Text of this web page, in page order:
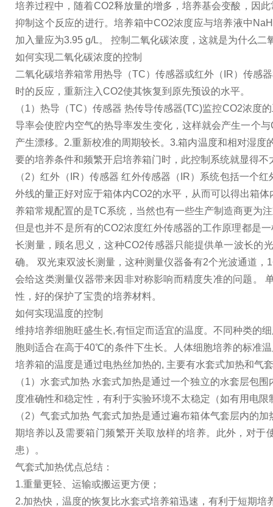
培养过程中，随着CO2释放量的增多，培养基会变酸，因
抑制这个反应的进行。培养箱中CO2浓度应与培养液中
加入量应为3.95 g/L。 控制二氧化碳浓度，这就是为什么
如何实现二氧化碳浓度的控制
二氧化碳培养箱常用热导（TC）传感器或红外（IR）传感
时的反应，重新注入CO2使其恢复到原先预设的水平。
（1）热导（TC）传感器 热传导传感器(TC)监控CO2浓度
导率会使腔内空气的热导率发生变化，这样就会产生一个
产生漂移。2.重新校准的周期较长。3.箱内温度和相对湿
要的培养条件和频繁开启培养箱门时，此控制系统就显得不
（2）红外（IR）传感器 红外传感器（IR）系统包括一个
外线的量正好对应于箱体内CO2的水平，从而可以得出箱
养箱常规配置的是TC系统，当然也有一些生产制造商更为
但是也并不是所有的CO2浓度红外传感器的工作原理都是
长测量，顾名思义，这种CO2传感器只能提供单一波长的
确。 双光束双波长测量，这种测量仪器备有2个光波通道
会给这类测量仪器带来因非对称影响而精度失准的问题。
性，好的保护了宝贵的培养材料。
如何实现温度的控制
维持培养细胞旺盛生长,有恒定而适宜的温度。不同种类的
胞则适合在高于40℃的条件下生长。人体细胞培养的标准
培养箱的温度是通过电热丝加热的, 主要有水套式加热和气
（1）水套式加热 水套式加热是通过一个独立的水套层包
度准确性和稳定性，有利于实验环境不太稳定（如有用电
（2）气套式加热 气套式加热是通过遍布箱体气套层内的
期培养以及需要箱门频繁开关取放样的培养。此外，对
患）。
气套式加热优点总结：
1.重量更轻、运输或搬运更方便；
2.加热快，温度的恢复比水套式培养箱迅速，有利于短期